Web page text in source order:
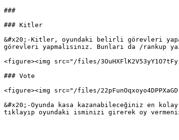
###
### Kitler
&#x20;-Kitler, oyundaki belirli görevleri
görevleri yapmalısınız. Bunları da /rankup
<figure><img src="/files/
### Vote
<figure><img src="/files/
&#x20;-Oyunda kasa kazanabileceğiniz en